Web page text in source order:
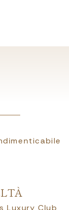
Luxury Club